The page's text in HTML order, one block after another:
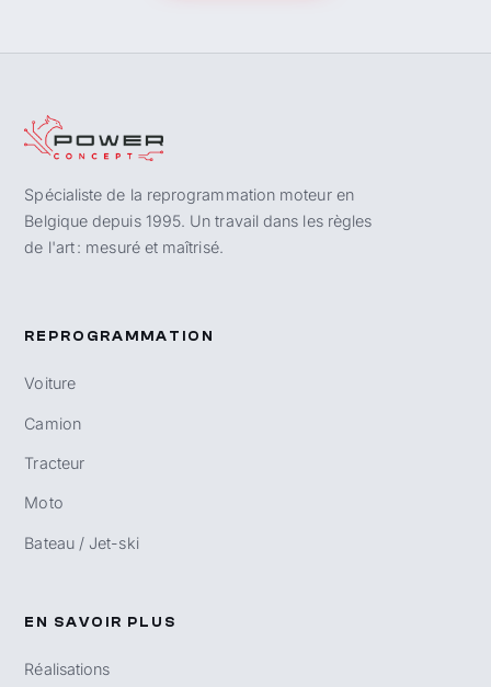
Spécialiste de la reprogrammation moteur en
Belgique depuis 1995. Un travail dans les règles
de l'art : mesuré et maîtrisé.
REPROGRAMMATION
Voiture
Camion
Tracteur
Moto
Bateau / Jet-ski
EN SAVOIR PLUS
Réalisations